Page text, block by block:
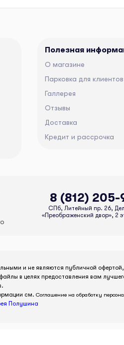
Полезная
О магазине
Парковка для клиентов
Галлерея
Отзывы
Доставка
Кредит и рассрочка
8 (812)
СПб, Литейный пр. 26,
«Преображенский двор», 2
и не являются публичной
в целях предоставления вам
см. Соглашение на обработку
Полушина